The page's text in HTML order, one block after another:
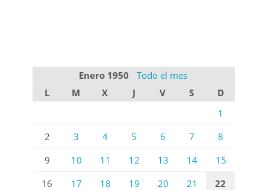
Enero 1950
Todo el mes
L
M X J V S
D
1
2
3 4 5 6 7
8
9
10 11 12 13 14
15
16
17 18 19 20 21
22